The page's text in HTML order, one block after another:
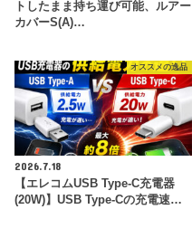
トしたまま持ち運び可能、ルアー
カバーS(A)…
オススメの逸品
2026.7.18
【エレコムUSB Type-C充電器
(20W)】USB Type-Cの充電速…